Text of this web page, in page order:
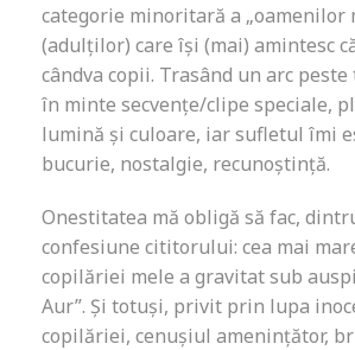
categorie minoritară a „oamenilor
(adulților) care își (mai) amintesc
cândva copii. Trasând un arc
în minte secvențe/clipe speciale,
lumină și culoare, iar sufletul îmi
bucurie, nostalgie, recunoștință.
Onestitatea mă obligă să fac,
confesiune cititorului: cea mai
copilăriei mele a gravitat sub
Aur”. Și totuși, privit prin lupa
copilăriei, cenușiul amenințător,